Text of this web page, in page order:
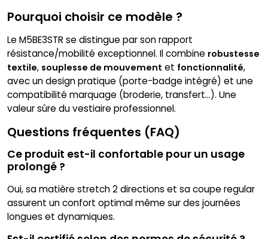
Pourquoi choisir ce modèle ?
Le M5BE3STR se distingue par son rapport
résistance/mobilité exceptionnel. Il combine robustesse
textile, souplesse de mouvement et fonctionnalité,
avec un design pratique (porte-badge intégré) et une
compatibilité marquage (broderie, transfert…). Une
valeur sûre du vestiaire professionnel.
Questions fréquentes (FAQ)
Ce produit est-il confortable pour un usage
prolongé ?
Oui, sa matière stretch 2 directions et sa coupe regular
assurent un confort optimal même sur des journées
longues et dynamiques.